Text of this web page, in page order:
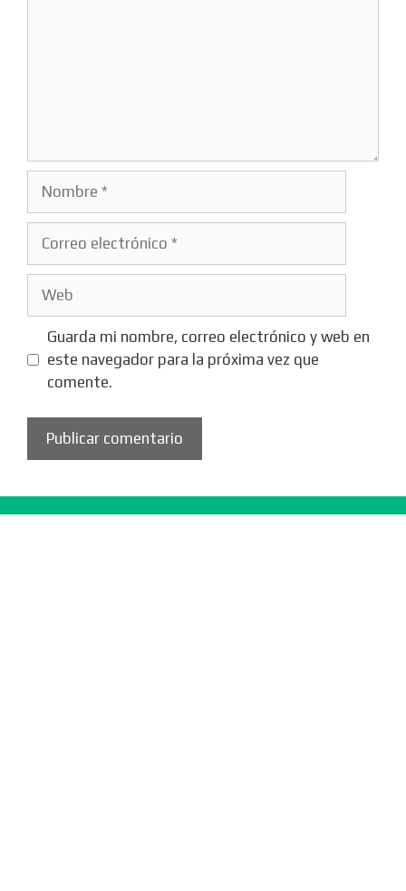
Nombre
Guarda mi nombre, correo electrónico y web en
este navegador para la próxima vez que
comente.